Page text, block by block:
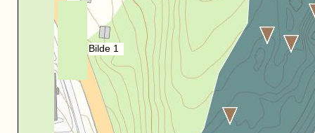
Bilde 1